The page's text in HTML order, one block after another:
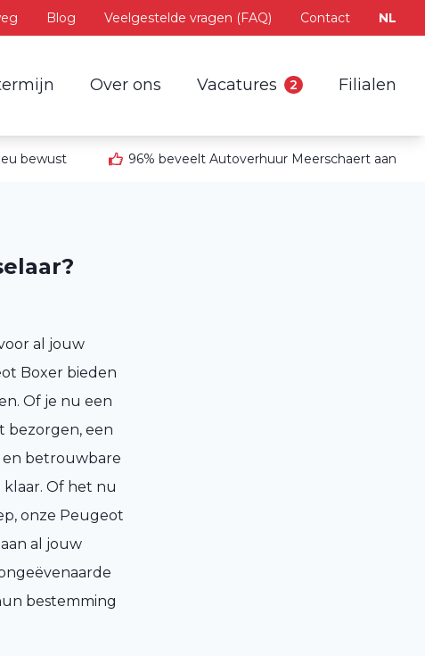
Blog Veelgestelde vragen (FAQ) Contact NL
Over ons Vacatures 2 Filialen
bewust 96% beveelt Autoverhuur Meerschaert aan
al jouw
Boxer bieden
Of je nu een
bezorgen, een
en betrouwbare
Of het nu
onze Peugeot
al jouw
bestemming